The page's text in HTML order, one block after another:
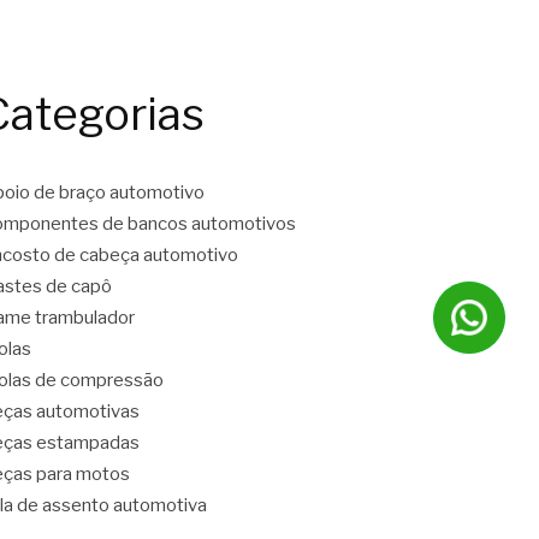
de braço automotivo
de bancos automotivos
de cabeça automotivo
de capô
trambulador
de compressão
automotivas
estampadas
para motos
de assento automotiva